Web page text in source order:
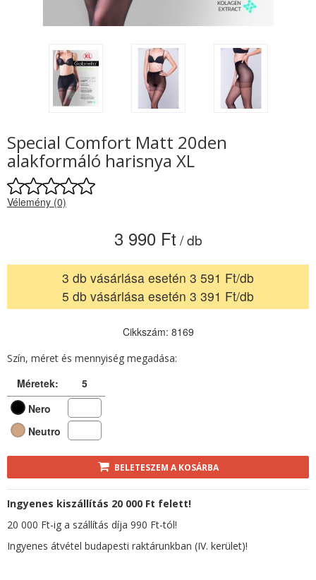
Special Comfort Matt 20den
alakformáló harisnya XL
Vélemény (0)
3 990 Ft / db
3 db vásárlása esetén 3 591 Ft/db
5 db vásárlása esetén 3 391 Ft/db
Cikkszám: 8169
Szín, méret és mennyiség megadása:
Méretek:
5
Nero
Neutro
BELETESZEM A KOSÁRBA
Ingyenes kiszállítás 20 000 Ft felett!
20 000 Ft-ig a szállítás díja 990 Ft-tól!
Ingyenes átvétel budapesti raktárunkban (IV. kerület)!